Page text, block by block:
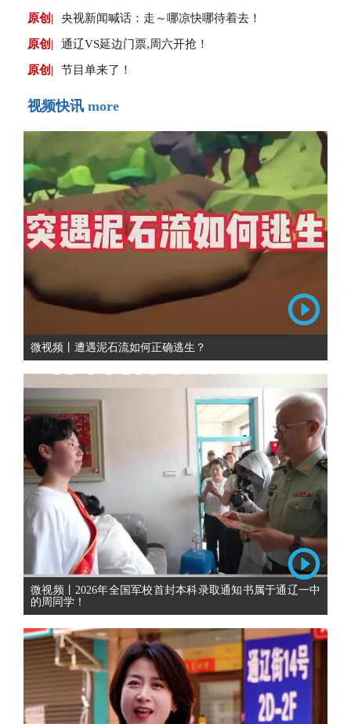
原创| 央视新闻喊话：走～哪凉快哪待着去！
原创| 通辽VS延边门票,周六开抢！
原创| 节目单来了！
视频快讯 more
微视频丨遭遇泥石流如何正确逃生？
微视频丨2026年全国军校首封本科录取通知书属于通辽一中
的周同学！